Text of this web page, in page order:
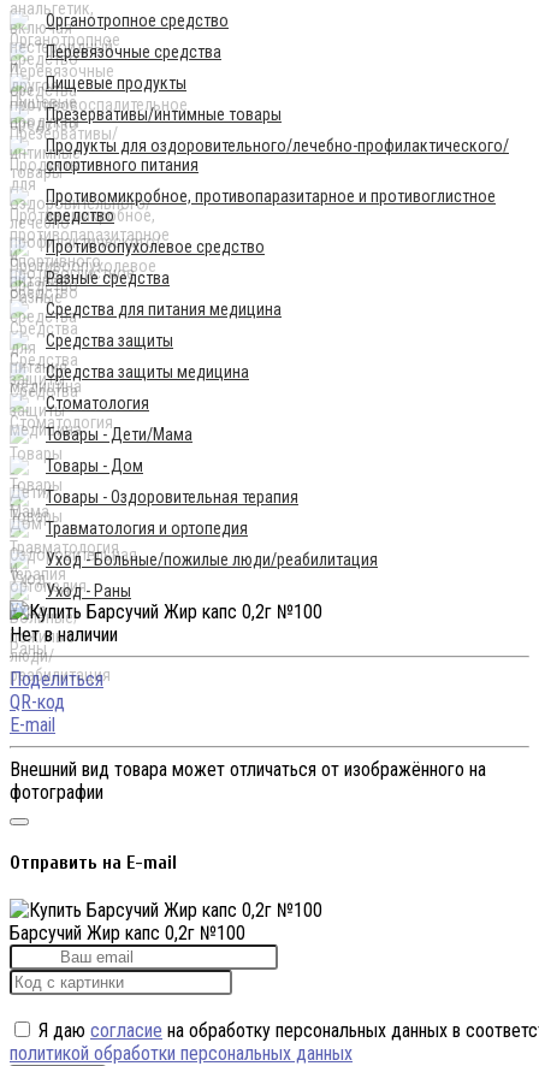
Органотропное средство
Перевязочные средства
Пищевые продукты
Презервативы/интимные товары
Продукты для оздоровительного/лечебно-профилактического/
спортивного питания
Противомикробное, противопаразитарное и противоглистное
средство
Противоопухолевое средство
Разные средства
Средства для питания медицина
Средства защиты
Средства защиты медицина
Стоматология
Товары - Дети/Мама
Товары - Дом
Товары - Оздоровительная терапия
Травматология и ортопедия
Уход - Больные/пожилые люди/реабилитация
Уход - Раны
Нет в наличии
Поделиться
QR-код
E-mail
Внешний вид товара может отличаться от изображённого на
фотографии
Отправить на E-mail
Барсучий Жир капс 0,2г №100
Я даю согласие на обработку персональных данных в
политикой обработки персональных данных